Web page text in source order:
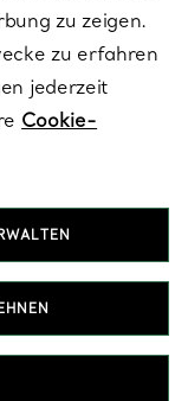
zu zeigen.
zu erfahren
jederzeit
Cookie-